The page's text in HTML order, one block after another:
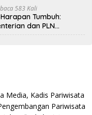
583 Kali
Tumbuh:
dan PLN
Infrastruktur